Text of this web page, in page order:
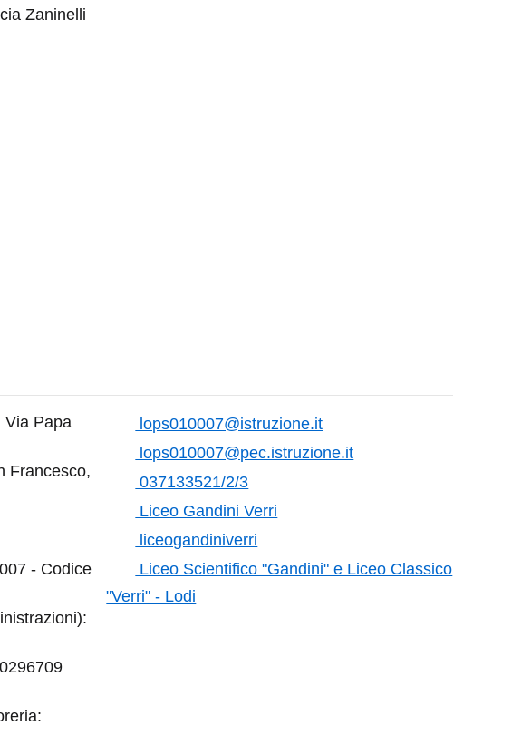
Zaninelli
Via Papa
Francesco,
- Codice
lops010007@istruzione.it
lops010007@pec.istruzione.it
037133521/2/3
Liceo Gandini Verri
liceogandiniverri
Liceo Scientifico "Gandini" e Liceo Classico
"Verri" - Lodi